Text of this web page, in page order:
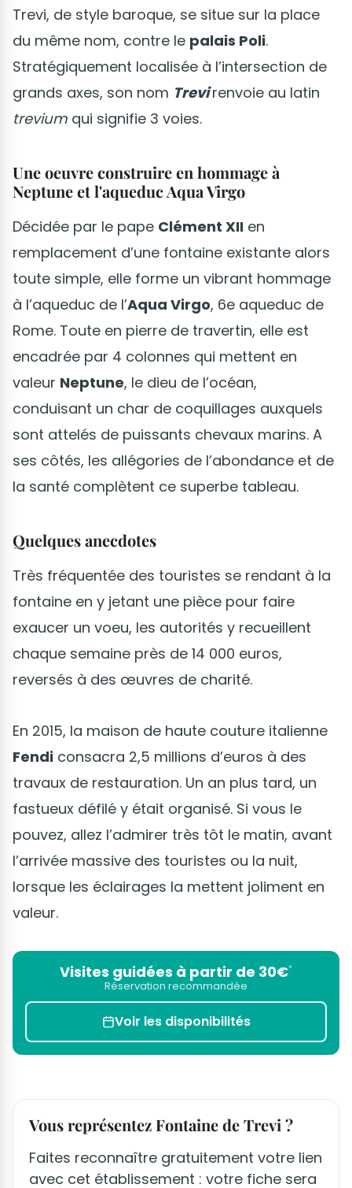
Trevi, de style baroque, se situe sur la place
du même nom, contre le palais Poli.
Stratégiquement localisée à l’intersection de
grands axes, son nom Trevirenvoie au latin
trevium qui signifie 3 voies.
Une oeuvre construire en hommage à
Neptune et l'aqueduc Aqua Virgo
Décidée par le pape Clément XII en
remplacement d’une fontaine existante alors
toute simple, elle forme un vibrant hommage
à l’aqueduc de l’Aqua Virgo, 6e aqueduc de
Rome. Toute en pierre de travertin, elle est
encadrée par 4 colonnes qui mettent en
valeur Neptune, le dieu de l’océan,
conduisant un char de coquillages auxquels
sont attelés de puissants chevaux marins. A
ses côtés, les allégories de l’abondance et de
la santé complètent ce superbe tableau.
Quelques anecdotes
Très fréquentée des touristes se rendant à la
fontaine en y jetant une pièce pour faire
exaucer un voeu, les autorités y recueillent
chaque semaine près de 14 000 euros,
reversés à des œuvres de charité.
En 2015, la maison de haute couture italienne
Fendi consacra 2,5 millions d’euros à des
travaux de restauration. Un an plus tard, un
fastueux défilé y était organisé. Si vous le
pouvez, allez l’admirer très tôt le matin, avant
l’arrivée massive des touristes ou la nuit,
lorsque les éclairages la mettent joliment en
valeur.
Visites guidées à partir de 30€*
Réservation recommandée
Voir les disponibilités
Vous représentez Fontaine de Trevi ?
Faites reconnaître gratuitement votre lien
avec cet établissement : votre fiche sera